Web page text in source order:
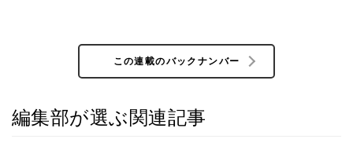
この連載のバックナンバー
編集部が選ぶ関連記事